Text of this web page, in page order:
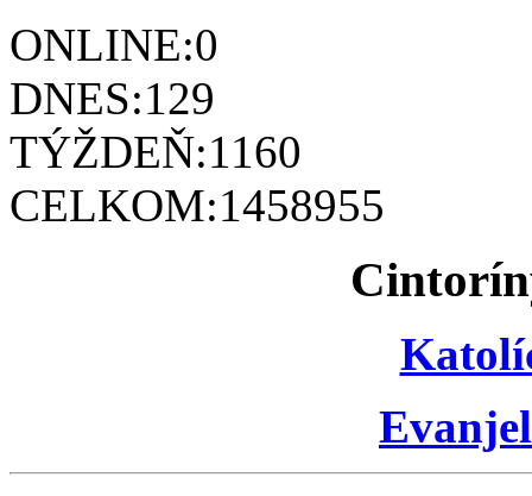
ONLINE:0
DNES:129
TÝŽDEŇ:1160
CELKOM:1458955